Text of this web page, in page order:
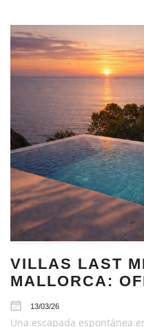
VILLAS LAST
MALLORCA:
13/03/26
Una escapada espontánea